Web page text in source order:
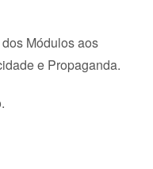
Módulos aos
e Propaganda.